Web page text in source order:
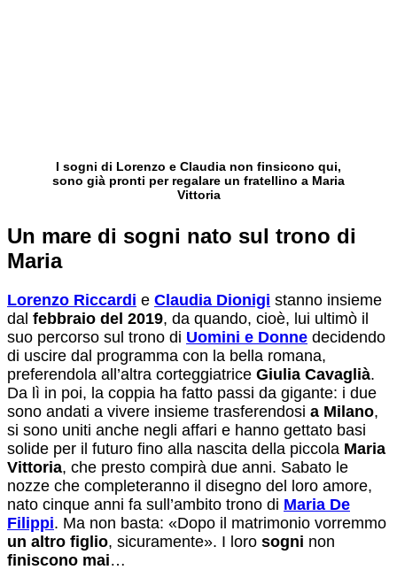
I sogni di Lorenzo e Claudia non finsicono qui,
sono già pronti per regalare un fratellino a Maria
Vittoria
Un mare di sogni nato sul trono di
Maria
Lorenzo Riccardi e Claudia Dionigi stanno insieme
dal febbraio del 2019, da quando, cioè, lui ultimò il
suo percorso sul trono di Uomini e Donne decidendo
di uscire dal programma con la bella romana,
preferendola all’altra corteggiatrice Giulia Cavaglià.
Da lì in poi, la coppia ha fatto passi da gigante: i due
sono andati a vivere insieme trasferendosi a Milano,
si sono uniti anche negli affari e hanno gettato basi
solide per il futuro fino alla nascita della piccola Maria
Vittoria, che presto compirà due anni. Sabato le
nozze che completeranno il disegno del loro amore,
nato cinque anni fa sull’ambito trono di Maria De
Filippi. Ma non basta: «Dopo il matrimonio vorremmo
un altro figlio, sicuramente». I loro sogni non
finiscono mai…